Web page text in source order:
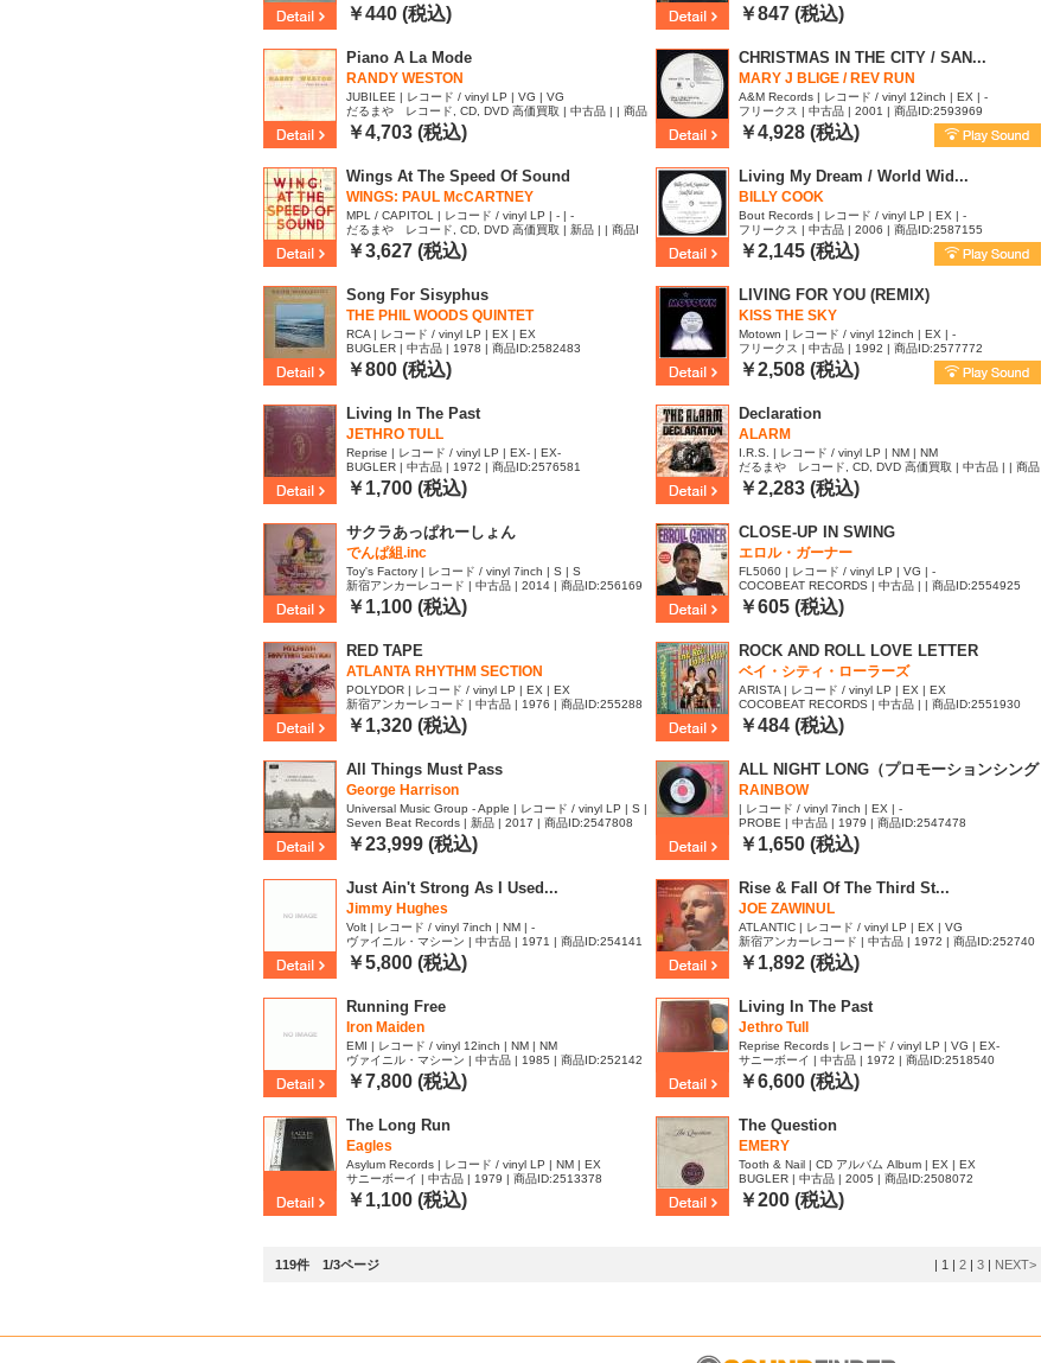
￥440 (税込)
47
￥847 (税込)
Piano A La Mode
RANDY WESTON
JUBILEE | レコード / vinyl LP | VG | VG
だるまや レコード, CD, DVD 高価買取 | 中古品 | | 商品
ID:2594568
￥4,703 (税込)
CHRISTMAS IN THE CITY / SAN...
MARY J BLIGE / REV RUN
A&M Records | レコード / vinyl 12inch | EX | -
フリークス | 中古品 | 2001 | 商品ID:2593969
￥4,928 (税込)
Wings At The Speed Of Sound
WINGS: PAUL McCARTNEY
MPL / CAPITOL | レコード / vinyl LP | - | -
だるまや レコード, CD, DVD 高価買取 | 新品 | | 商品I
D:2588687
￥3,627 (税込)
Living My Dream / World Wid...
BILLY COOK
Bout Records | レコード / vinyl LP | EX | -
フリークス | 中古品 | 2006 | 商品ID:2587155
￥2,145 (税込)
Song For Sisyphus
THE PHIL WOODS QUINTET
RCA | レコード / vinyl LP | EX | EX
BUGLER | 中古品 | 1978 | 商品ID:2582483
￥800 (税込)
LIVING FOR YOU (REMIX)
KISS THE SKY
Motown | レコード / vinyl 12inch | EX | -
フリークス | 中古品 | 1992 | 商品ID:2577772
￥2,508 (税込)
Living In The Past
JETHRO TULL
Reprise | レコード / vinyl LP | EX- | EX-
BUGLER | 中古品 | 1972 | 商品ID:2576581
￥1,700 (税込)
Declaration
ALARM
I.R.S. | レコード / vinyl LP | NM | NM
だるまや レコード, CD, DVD 高価買取 | 中古品 | | 商品
ID:2574274
￥2,283 (税込)
サクラあっぱれーしょん
でんぱ組.inc
Toy's Factory | レコード / vinyl 7inch | S | S
新宿アンカーレコード | 中古品 | 2014 | 商品ID:256169
6￥1,100 (税込)
CLOSE-UP IN SWING
エロル・ガーナー
FL5060 | レコード / vinyl LP | VG | -
COCOBEAT RECORDS | 中古品 | | 商品ID:2554925
￥605 (税込)
RED TAPE
ATLANTA RHYTHM SECTION
POLYDOR | レコード / vinyl LP | EX | EX
新宿アンカーレコード | 中古品 | 1976 | 商品ID:255288
5￥1,320 (税込)
ROCK AND ROLL LOVE LETTER
ベイ・シティ・ローラーズ
ARISTA | レコード / vinyl LP | EX | EX
COCOBEAT RECORDS | 中古品 | | 商品ID:2551930
￥484 (税込)
All Things Must Pass
George Harrison
Universal Music Group - Apple | レコード / vinyl LP | S |
S
Seven Beat Records | 新品 | 2017 | 商品ID:2547808
￥23,999 (税込)
ALL NIGHT LONG（プロモーションシング
ル）
RAINBOW
| レコード / vinyl 7inch | EX | -
PROBE | 中古品 | 1979 | 商品ID:2547478
￥1,650 (税込)
Just Ain't Strong As I Used...
Jimmy Hughes
Volt | レコード / vinyl 7inch | NM | -
ヴァイニル・マシーン | 中古品 | 1971 | 商品ID:254141
3￥5,800 (税込)
Rise & Fall Of The Third St...
JOE ZAWINUL
ATLANTIC | レコード / vinyl LP | EX | VG
新宿アンカーレコード | 中古品 | 1972 | 商品ID:252740
1￥1,892 (税込)
Running Free
Iron Maiden
EMI | レコード / vinyl 12inch | NM | NM
ヴァイニル・マシーン | 中古品 | 1985 | 商品ID:252142
5￥7,800 (税込)
Living In The Past
Jethro Tull
Reprise Records | レコード / vinyl LP | VG | EX-
サニーボーイ | 中古品 | 1972 | 商品ID:2518540
￥6,600 (税込)
The Long Run
Eagles
Asylum Records | レコード / vinyl LP | NM | EX
サニーボーイ | 中古品 | 1979 | 商品ID:2513378
￥1,100 (税込)
The Question
EMERY
Tooth & Nail | CD アルバム Album | EX | EX
BUGLER | 中古品 | 2005 | 商品ID:2508072
￥200 (税込)
119件 1/3ページ | 1 | 2 | 3 | NEXT>